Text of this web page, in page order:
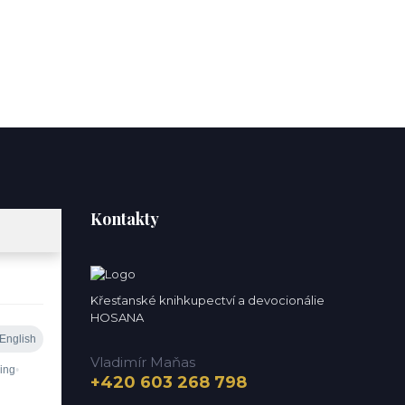
Kontakty
Křesťanské knihkupectví a devocionálie
HOSANA
Vladimír Maňas
+420 603 268 798